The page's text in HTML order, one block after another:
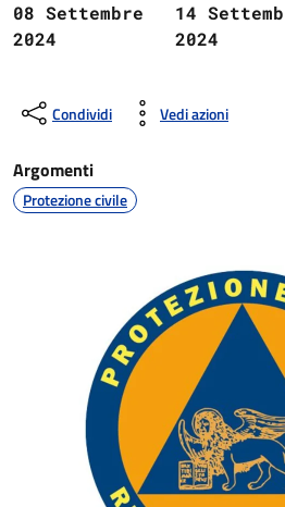
08 Settembre
2024
14
2024
Condividi Vedi azioni
Argomenti
Protezione civile